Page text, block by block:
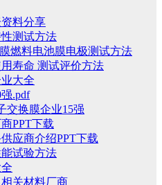
料分享
测试方法
燃料电池膜电极测试方法
寿命 测试评价方法
大全
.pdf
交换膜企业15强
PPT下载
应商介绍PPT下载
试验方法
关材料厂商